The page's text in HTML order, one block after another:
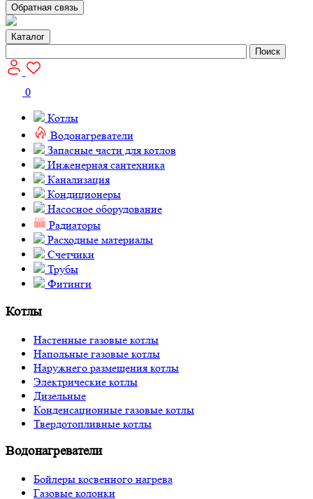
Обратная связь
Каталог
Поиск
0
Котлы
Водонагреватели
Запасные части для котлов
Инженерная сантехника
Канализация
Кондиционеры
Насосное оборудование
Радиаторы
Расходные материалы
Счетчики
Трубы
Фитинги
Котлы
Настенные газовые котлы
Напольные газовые котлы
Наружнего размещения котлы
Электрические котлы
Дизельные
Конденсационные газовые котлы
Твердотопливные котлы
Водонагреватели
Бойлеры косвенного нагрева
Газовые колонки